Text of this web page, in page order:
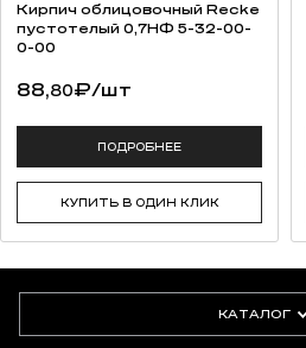
Кирпич облицовочный Recke
пустотелый 0,7НФ 5-32-00-
0-00
88,80₽/шт
ПОДРОБНЕЕ
КУПИТЬ В ОДИН КЛИК
КАТАЛОГ